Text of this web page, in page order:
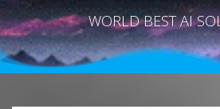
WORLD BEST AI